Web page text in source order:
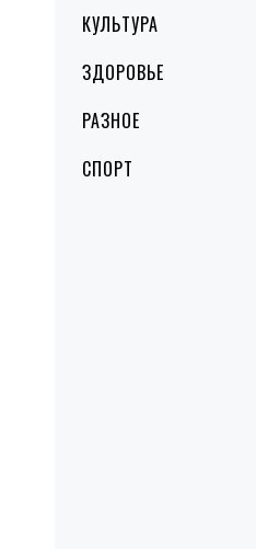
КУЛЬТУРА
ЗДОРОВЬЕ
РАЗНОЕ
СПОРТ